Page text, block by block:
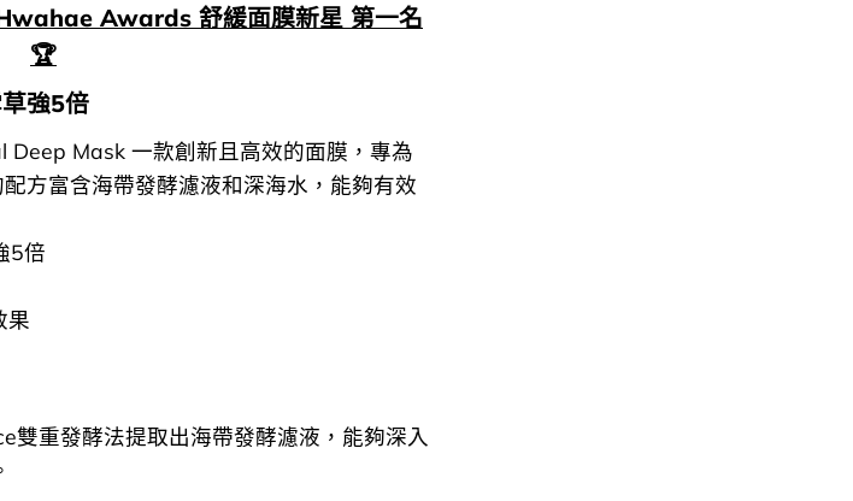
Awards 舒緩面膜新星 第一名
🏆
強5倍
Mask 一款創新且高效的面膜，專為
方富含海帶發酵濾液和深海水，能夠有效
5倍
果
雙重發酵法提取出海帶發酵濾液，能夠深入